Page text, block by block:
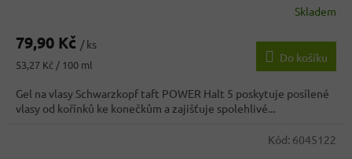
Skladem
79,90 Kč / ks
Měrná
53,27 Kč / 100 ml
Do košíku
Gel na vlasy Schwarzkopf taft POWER Halt 5 poskytuje posílené
vlasy od kořínků ke konečkům a zajišťuje spolehlivé...
Kód: 6045122